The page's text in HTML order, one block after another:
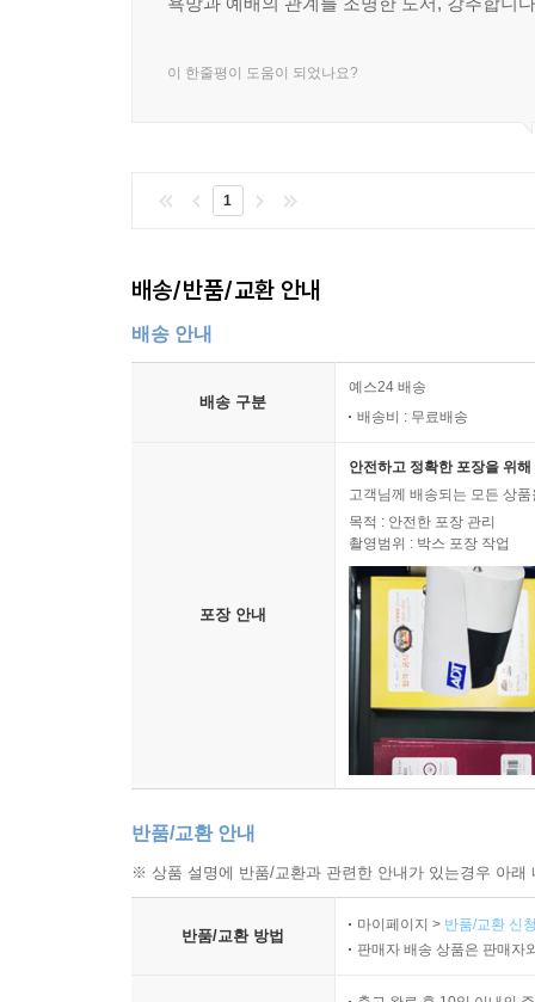
존 위트블릿 캘빈 칼리지와 캘빈 신학교, 캘빈기독
이들은 첫째로 그리고 마지막으로 사랑을 방향
제이미 스미스는 명쾌하고 생생한 문체로 칼뱅을
교육에 대한 새롭고 통찰력 넘치는 개혁주의
산업에서도?행하는 동시대의 삶의 ‘예전’을 능
바르게 사랑하는 법을 배우는 공간이 되어야 한다
더글러스 제이컵슨과 론다 허스테트 제이컵슨 메
스미스를 읽는 것은 동시대의 신학과 철학에
아우구스티누스적 갱신 운동으로 설명하는 시
에릭 밀러 제네바 칼리지
스미스는 우리가 성경과 아우구스티누스 같은
하는 중심 역할을 간과하는, 기독교적 형성에 대
스티븐 놀트 고센 칼리지
여기 있다. 스미스는 우리의 영적 형성을 위한 노
이 한줄평이 도움이 되었나요?
1
배송/반품/교환 안내
배송 안내
배송 구분
예스24 배송
배송비 : 무료배송
포장 안내
안전하고 정확한 포장을 위
고객님께 배송되는 모든 상
목적 : 안전한 포장 관리
촬영범위 : 박스 포장 작업
반품/교환 안내
※ 상품 설명에 반품/교환과 관련한 안내가 있는경우 아
반품/교환 방법
마이페이지 > 반품/교환 신
판매자 배송 상품은 판매자